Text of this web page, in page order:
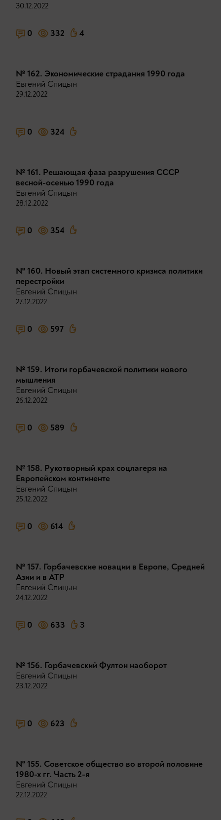
30.12.2022
0 332 4
№ 162. Экономические страдания 1990 года
Евгений Спицын
29.12.2022
0 324
№ 161. Решающая фаза разрушения СССР
весной-осенью 1990 года
Евгений Спицын
28.12.2022
0 354
№ 160. Новый этап системного кризиса политики
перестройки
Евгений Спицын
27.12.2022
0 597
№ 159. Итоги горбачевской политики нового
мышления
Евгений Спицын
26.12.2022
0 589
№ 158. Рукотворный крах соцлагеря на
Европейском континенте
Евгений Спицын
25.12.2022
0 614
№ 157. Горбачевские новации в Европе, Средней
Азии и в АТР
Евгений Спицын
24.12.2022
0 633 3
№ 156. Горбачевский Фултон наоборот
Евгений Спицын
23.12.2022
0 623
№ 155. Советское общество во второй половине
1980-х гг. Часть 2-я
Евгений Спицын
22.12.2022